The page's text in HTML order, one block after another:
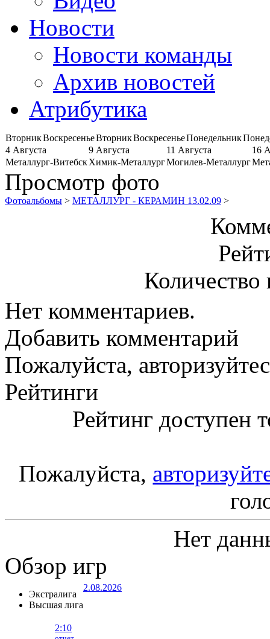
Новости
Новости команды
Архив новостей
Атрибутика
ВторникВоскресеньеВторникВоскресеньеПонедельник
4 Августа
9 Августа 11 Августа
16
Металлург-ВитебскХимик-МеталлургМогилев-Металлург
Просмотр фото
Фотоальбомы > МЕТАЛЛУРГ - КЕРАМИН 13.02.09 >
Нет комментариев.
Добавить комментарий
Пожалуйста,
Рейтинги
Рейтинг доступен
Пожалуйста,
Нет
Обзор игр
Экстралига
Высшая лига
2.08.2026
2:10